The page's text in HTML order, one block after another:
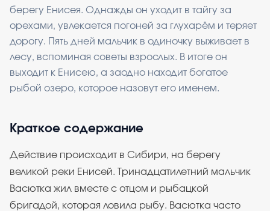
берегу Енисея. Однажды он уходит в тайгу за
орехами, увлекается погоней за глухарём и теряет
дорогу. Пять дней мальчик в одиночку выживает в
лесу, вспоминая советы взрослых. В итоге он
выходит к Енисею, а заодно находит богатое
рыбой озеро, которое назовут его именем.
Краткое содержание
Действие происходит в Сибири, на берегу
великой реки Енисей. Тринадцатилетний мальчик
Васютка жил вместе с отцом и рыбацкой
бригадой, которая ловила рыбу. Васютка часто